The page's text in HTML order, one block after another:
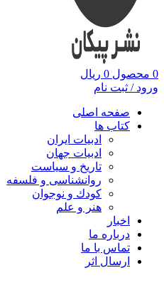
0 محصول 0 ریال
ورود / ثبت نام
صفحه اصلی
کتاب ها
ادبیات ایران
ادبیات جهان
تاریخ و سیاست
روانشناسی و فلسفه
کودك و نوجوان
هنر و علم
اخبار
درباره ما
تماس با ما
ارسال اثر